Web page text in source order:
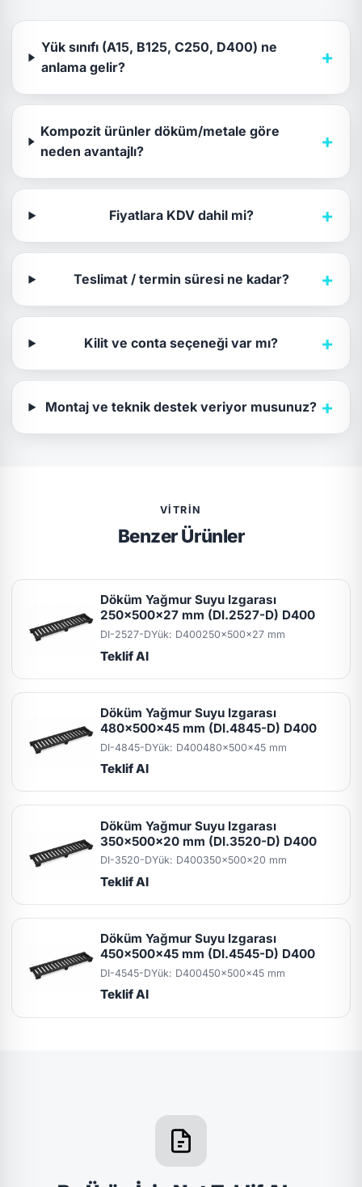
Yük sınıfı (A15, B125, C250, D400) ne
anlama gelir?
+
Kompozit ürünler döküm/metale göre
neden avantajlı?
+
Fiyatlara KDV dahil mi? +
Teslimat / termin süresi ne kadar? +
Kilit ve conta seçeneği var mı? +
Montaj ve teknik destek veriyor musunuz? +
VITRIN
Benzer Ürünler
Döküm Yağmur Suyu Izgarası
250x500x27 mm (DI.2527-D) D400
DI-2527-DYük: D400250x500x27 mm
Teklif Al
Döküm Yağmur Suyu Izgarası
480x500x45 mm (DI.4845-D) D400
DI-4845-DYük: D400480x500x45 mm
Teklif Al
Döküm Yağmur Suyu Izgarası
350x500x20 mm (DI.3520-D) D400
DI-3520-DYük: D400350x500x20 mm
Teklif Al
Döküm Yağmur Suyu Izgarası
450x500x45 mm (DI.4545-D) D400
DI-4545-DYük: D400450x500x45 mm
Teklif Al